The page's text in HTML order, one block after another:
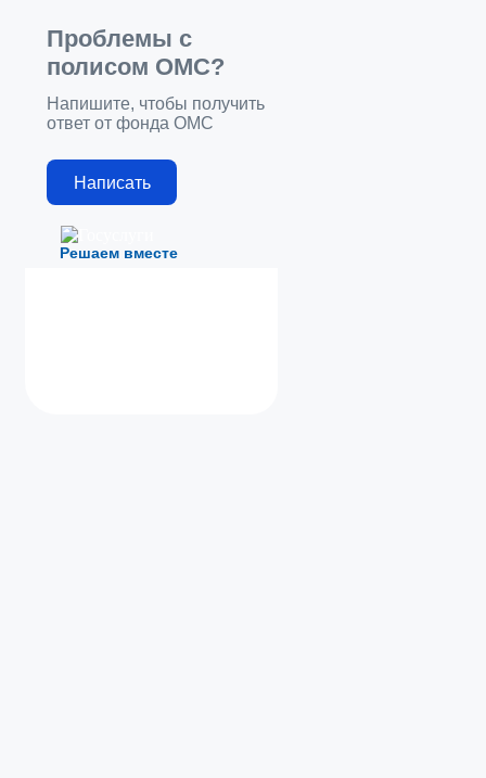
Решаем вместе
Проблемы с
полисом ОМС?
Напишите, чтобы получить
ответ от фонда ОМС
Написать